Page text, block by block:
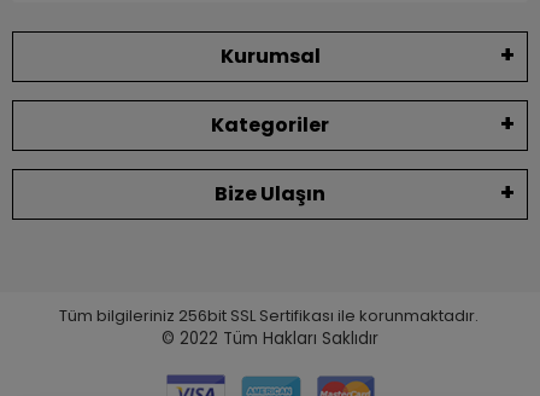
Kurumsal
Kategoriler
Bize Ulaşın
Tüm bilgileriniz 256bit SSL Sertifikası ile korunmaktadır.
© 2022 Tüm Hakları Saklıdır